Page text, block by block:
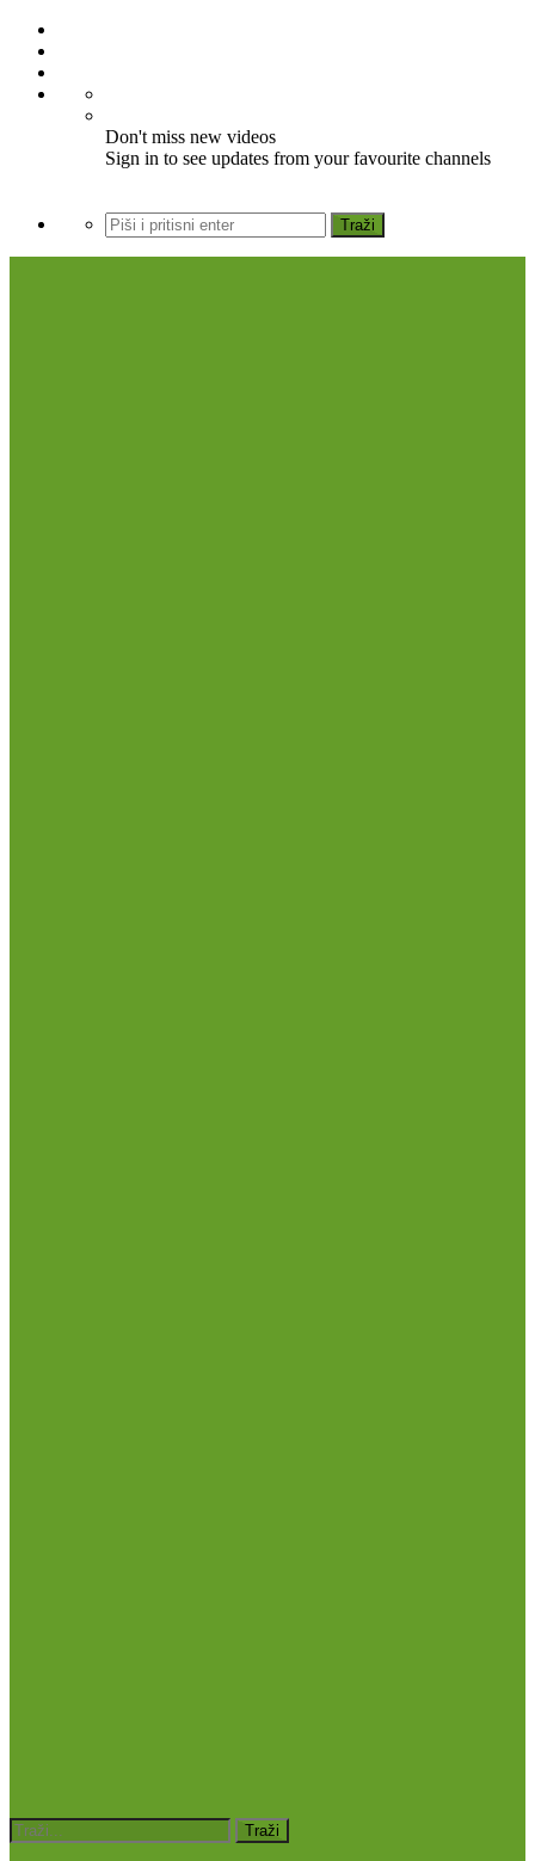
Don't miss new videos
Sign in to see updates from your favourite channels